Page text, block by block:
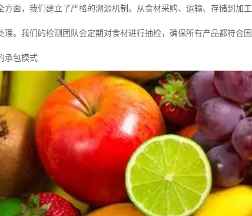
方面，我们建立了严格的溯源机制。从食材采购、运输、存储到加
理。我们的检测团队会定期对食材进行抽检，确保所有产品都符合国
承包模式